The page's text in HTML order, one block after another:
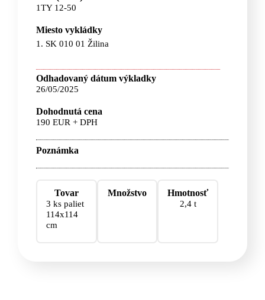
1TY 12-50
Miesto vykládky
1. SK 010 01 Žilina
Odhadovaný dátum výkladky
26/05/2025
Dohodnutá cena
190 EUR + DPH
Poznámka
Tovar
3 ks paliet
114x114
cm
Množstvo Hmotnosť
2,4 t